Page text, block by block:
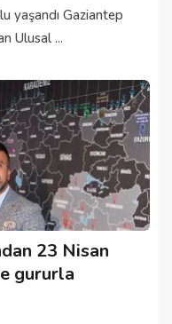
yaşandı Gaziantep
Ulusal ...
23 Nisan
gururla